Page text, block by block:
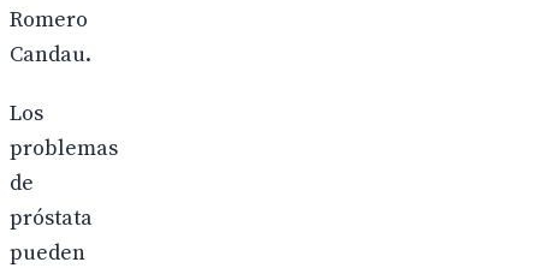
Romero
Candau.
Los
problemas
de
próstata
pueden